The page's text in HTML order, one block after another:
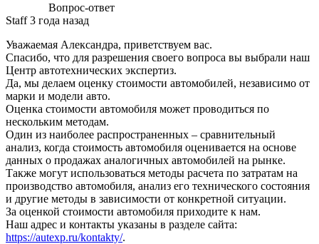
Вопрос-ответ
Staff3 года назад
Уважаемая Александра, приветствуем вас.
Спасибо, что для разрешения своего вопроса вы выбрали наш
Центр автотехнических экспертиз.
Да, мы делаем оценку стоимости автомобилей, независимо от
марки и модели авто.
Оценка стоимости автомобиля может проводиться по
нескольким методам.
Один из наиболее распространенных – сравнительный
анализ, когда стоимость автомобиля оценивается на основе
данных о продажах аналогичных автомобилей на рынке.
Также могут использоваться методы расчета по затратам на
производство автомобиля, анализ его технического состояния
и другие методы в зависимости от конкретной ситуации.
За оценкой стоимости автомобиля приходите к нам.
Наш адрес и контакты указаны в разделе сайта:
https://autexp.ru/kontakty/.